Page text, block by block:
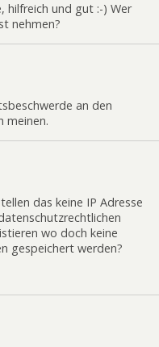
hilfreich und gut :-) Wer
nehmen?
an den
meinen.
das keine IP Adresse
wo doch keine
gespeichert werden?